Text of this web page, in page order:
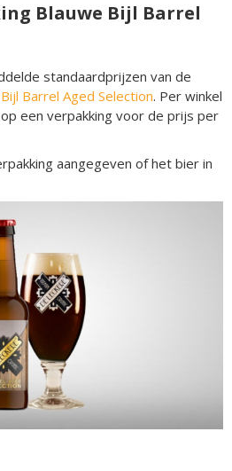
Blauwe Bijl Barrel
standaardprijzen van de
Barrel Aged Selection. Per winkel
een verpakking voor de prijs per
aangegeven of het bier in